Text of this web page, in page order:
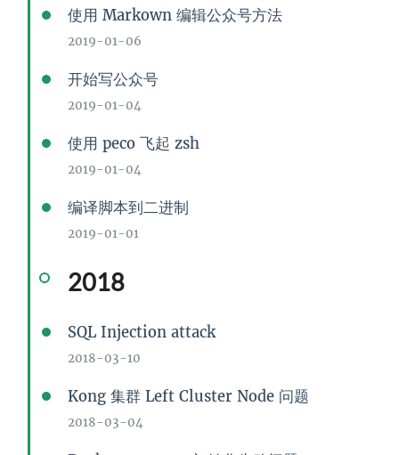
使用 Markown 编辑公众号方法
2019-01-06
开始写公众号
2019-01-04
使用 peco 飞起 zsh
2019-01-04
编译脚本到二进制
2019-01-01
2018
SQL Injection attack
2018-03-10
Kong 集群 Left Cluster Node 问题
2018-03-04